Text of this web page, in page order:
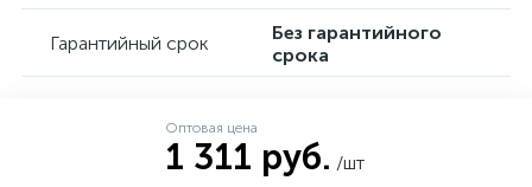
Гарантийный срок
Без гарантийного
срока
Оптовая цена
1 311 руб. /шт